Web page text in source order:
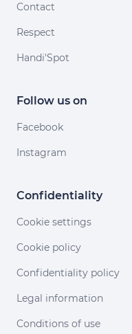
Contact
Respect
Handi'Spot
Follow us on
Facebook
Instagram
Confidentiality
Cookie settings
Cookie policy
Confidentiality policy
Legal information
Conditions of use